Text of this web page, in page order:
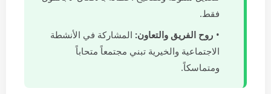
فقط.
روح الفريق والتعاون: المشاركة في الأنشطة
الاجتماعية والخيرية تبني مجتمعاً متحاباً
ومتماسكاً.